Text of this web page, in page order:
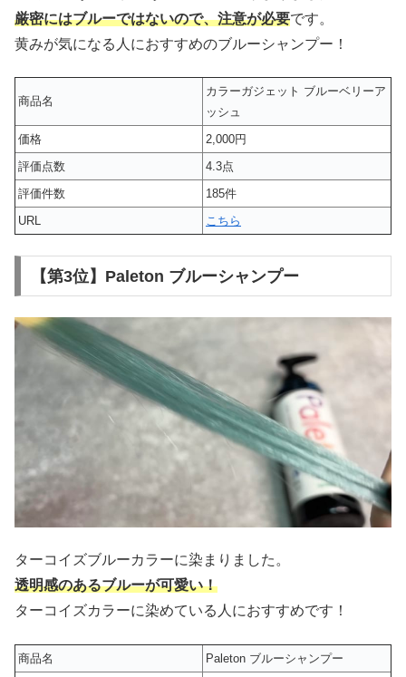
厳密にはブルーではないので、注意が必要です。
黄みが気になる人におすすめのブルーシャンプー！
商品名
カラーガジェット ブルーベリーア
ッシュ
価格
2,000円
評価点数
4.3点
評価件数
185件
URL
こちら
【第3位】Paleton ブルーシャンプー
ターコイズブルーカラーに染まりました。
透明感のあるブルーが可愛い！
ターコイズカラーに染めている人におすすめです！
商品名
Paleton ブルーシャンプー